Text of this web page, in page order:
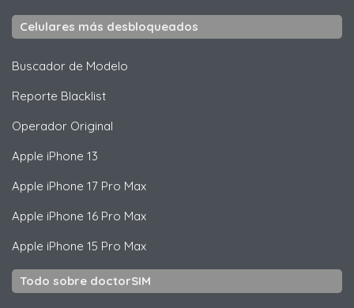
Celulares más desbloqueados
Buscador de Modelo
Reporte Blacklist
Operador Original
Apple iPhone 13
Apple iPhone 17 Pro Max
Apple iPhone 16 Pro Max
Apple iPhone 15 Pro Max
Todo sobre doctorSIM